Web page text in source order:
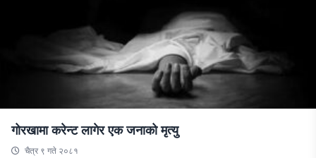
गोरखामा करेन्ट लागेर एक जनाको मृत्यु
चैत्र ९ गते २०८१